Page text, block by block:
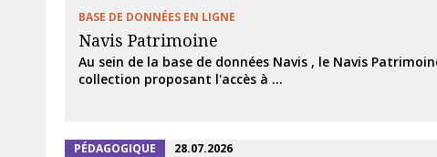
BASE DE DONNÉES EN LIGNE
Navis Patrimoine
Au sein de la base de données Navis , le Navis
collection proposant l'accès à ...
PÉDAGOGIQUE
28.07.2026